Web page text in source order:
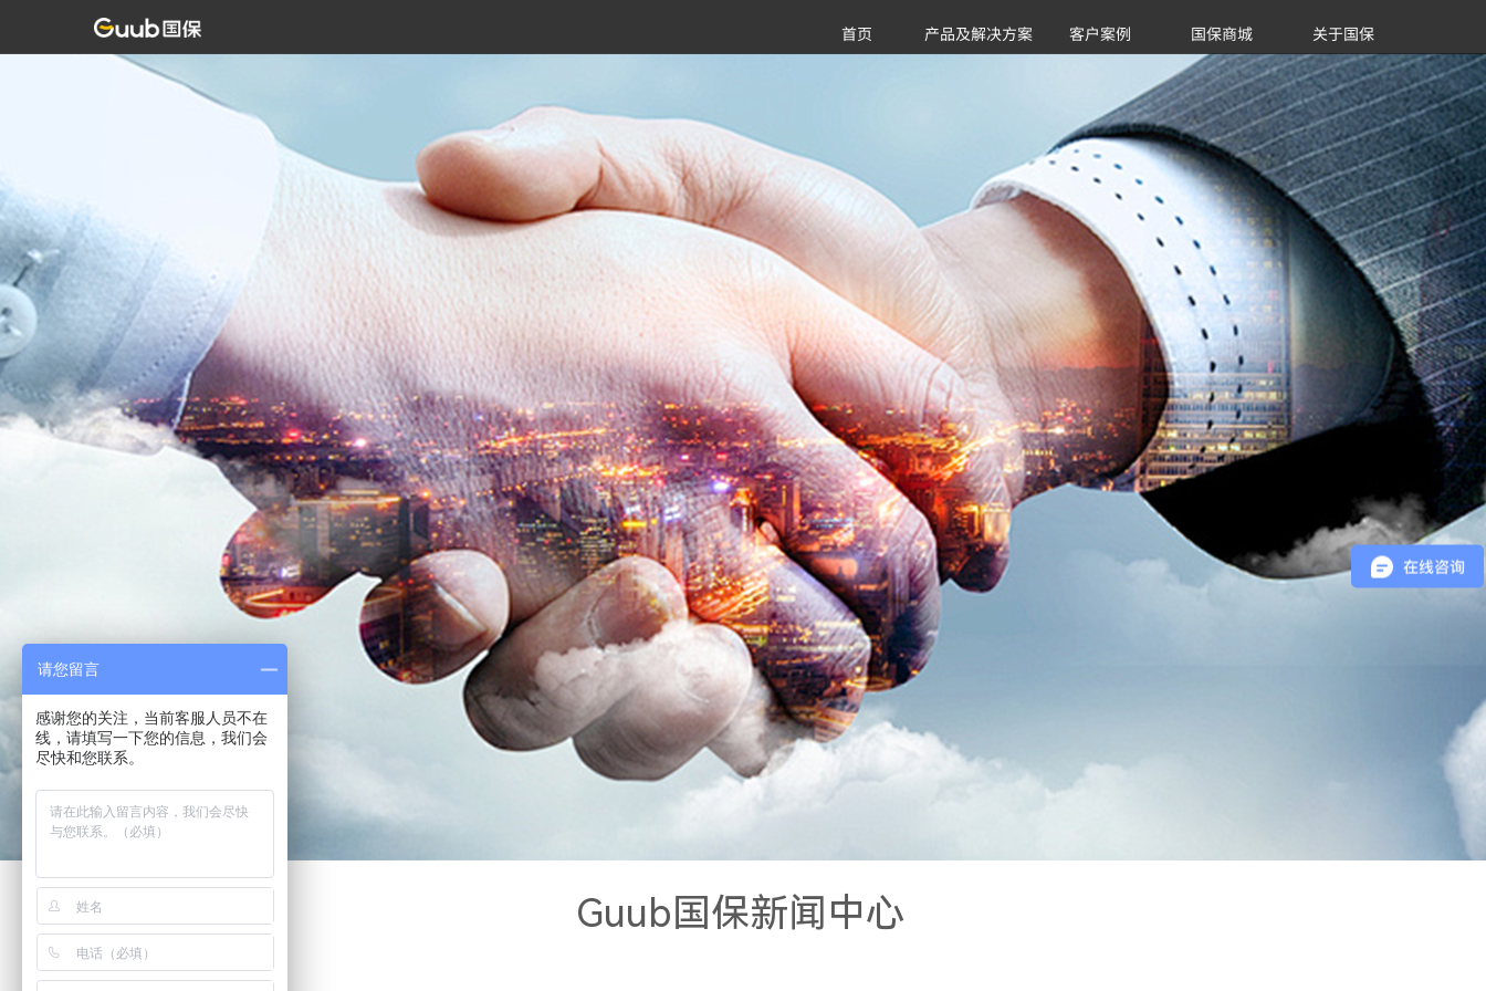
首页 产品及解决方案 客户案例 国保商城 关于国保
Guub国保新闻中心
请您留言
感谢您的关注，当前客服人员不在
线，请填写一下您的信息，我们会
尽快和您联系。